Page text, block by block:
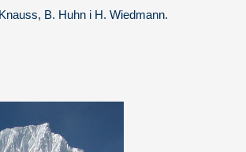
B. Huhn i H. Wiedmann.